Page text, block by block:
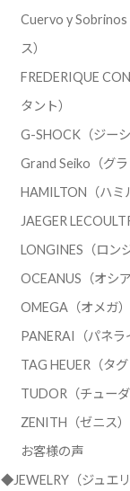
Cuervo y Sobrinos
ス）
FREDERIQUE
タント）
G-SHOCK（ジーシ
Grand Seiko（グラ
HAMILTON（ハミ
JAEGER
LONGINES（ロン
OCEANUS（オシア
OMEGA（オメガ）
PANERAI（パネラ
TAG HEUER（タグ
TUDOR（チューダ
ZENITH（ゼニス）
お客様の声
◆JEWELRY（ジュエリ